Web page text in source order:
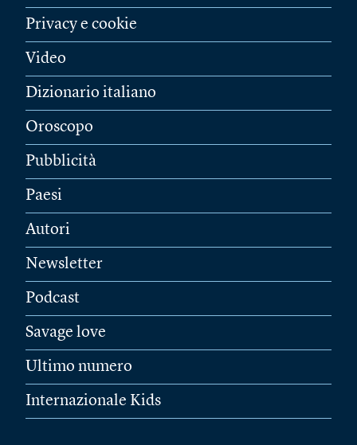
Privacy e cookie
Video
Dizionario italiano
Oroscopo
Pubblicità
Paesi
Autori
Newsletter
Podcast
Savage love
Ultimo numero
Internazionale Kids